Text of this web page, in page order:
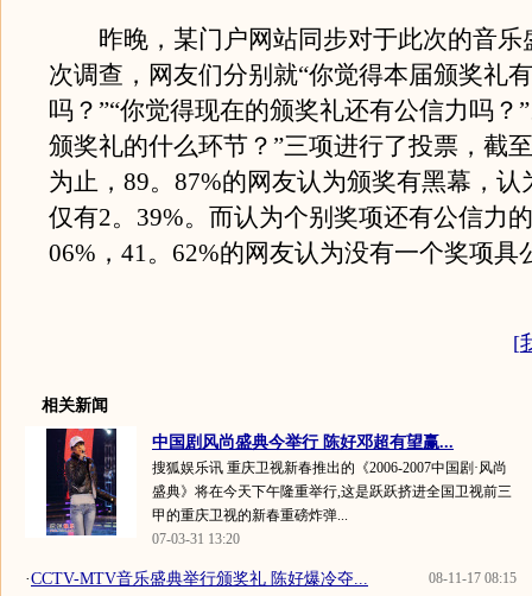
昨晚，某门户网站同步对于此次的音乐
次调查，网友们分别就“你觉得本届颁奖礼
吗？”“你觉得现在的颁奖礼还有公信力吗？
颁奖礼的什么环节？”三项进行了投票，截
为止，89。87%的网友认为颁奖有黑幕，认
仅有2。39%。而认为个别奖项还有公信力
06%，41。62%的网友认为没有一个奖项具
[
相关新闻
中国剧风尚盛典今举行 陈好邓超有望赢...
搜狐娱乐讯 重庆卫视新春推出的《2006-2007中国剧·风尚
盛典》将在今天下午隆重举行,这是跃跃挤进全国卫视前三
甲的重庆卫视的新春重磅炸弹...
07-03-31 13:20
08-11-17 08:15
·CCTV-MTV音乐盛典举行颁奖礼 陈好爆冷夺...